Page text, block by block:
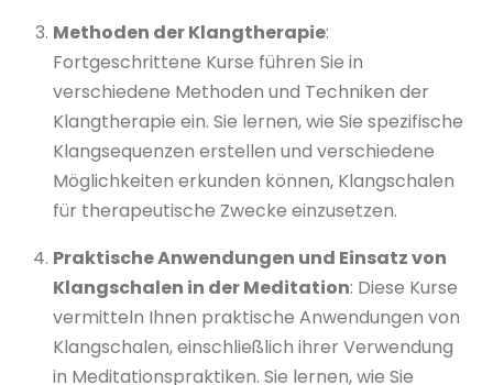
Methoden der Klangtherapie:
Fortgeschrittene Kurse führen Sie in
verschiedene Methoden und Techniken der
Klangtherapie ein. Sie lernen, wie Sie spezifische
Klangsequenzen erstellen und verschiedene
Möglichkeiten erkunden können, Klangschalen
für therapeutische Zwecke einzusetzen.
Praktische Anwendungen und Einsatz von
Klangschalen in der Meditation: Diese Kurse
vermitteln Ihnen praktische Anwendungen von
Klangschalen, einschließlich ihrer Verwendung
in Meditationspraktiken. Sie lernen, wie Sie